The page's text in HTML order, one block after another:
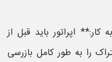
اپراتور باید قبل از
را به طور کامل بازرسی